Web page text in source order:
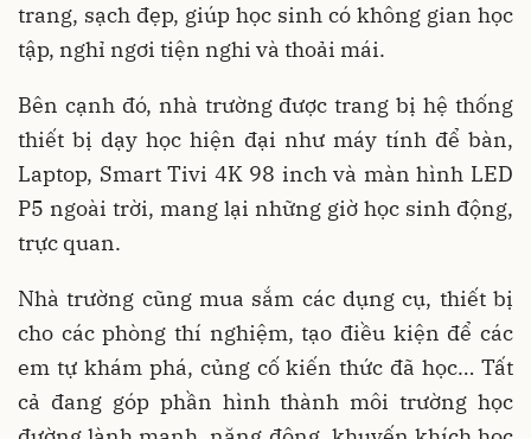
trang, sạch đẹp, giúp học sinh có không gian học
tập, nghỉ ngơi tiện nghi và thoải mái.
Bên cạnh đó, nhà trường được trang bị hệ thống
thiết bị dạy học hiện đại như máy tính để bàn,
Laptop, Smart Tivi 4K 98 inch và màn hình LED
P5 ngoài trời, mang lại những giờ học sinh động,
trực quan.
Nhà trường cũng mua sắm các dụng cụ, thiết bị
cho các phòng thí nghiệm, tạo điều kiện để các
em tự khám phá, củng cố kiến thức đã học… Tất
cả đang góp phần hình thành môi trường học